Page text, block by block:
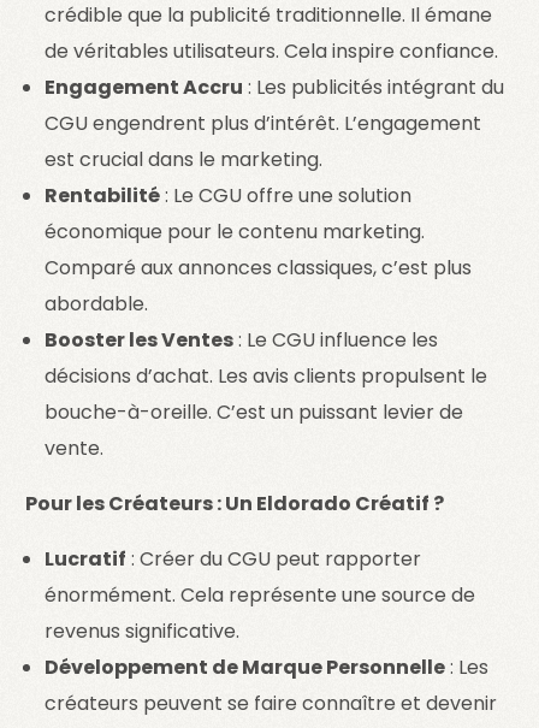
crédible que la publicité traditionnelle. Il émane
de véritables utilisateurs. Cela inspire confiance.
Engagement Accru : Les publicités intégrant du
CGU engendrent plus d’intérêt. L’engagement
est crucial dans le marketing.
Rentabilité: Le CGU offre une solution
économique pour le contenu marketing.
Comparé aux annonces classiques, c’est plus
abordable.
Booster les Ventes: Le CGU influence les
décisions d’achat. Les avis clients propulsent le
bouche-à-oreille. C’est un puissant levier de
vente.
Pour les Créateurs : Un Eldorado Créatif ?
Lucratif : Créer du CGU peut rapporter
énormément. Cela représente une source de
revenus significative.
Développement de Marque Personnelle: Les
créateurs peuvent se faire connaître et devenir